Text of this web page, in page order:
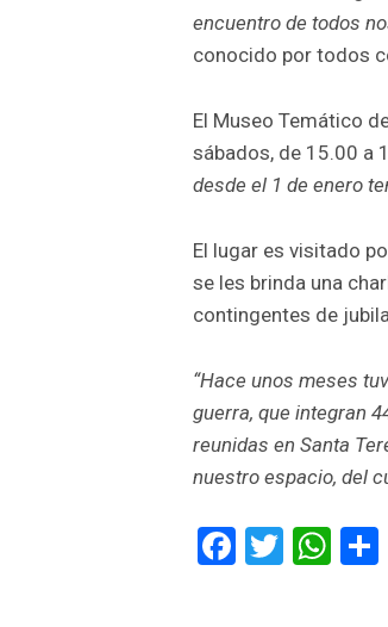
encuentro de todos
conocido por todos
El Museo Temático
sábados, de 15.00 a
desde el 1 de enero
El lugar es visitado
se les brinda una
contingentes de
“Hace unos meses
guerra, que integran
reunidas en Santa
nuestro espacio, del
Facebook
Twitter